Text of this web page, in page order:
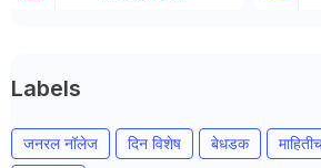
Labels
जनरल नॉलेज दिन विशेष बेधडक